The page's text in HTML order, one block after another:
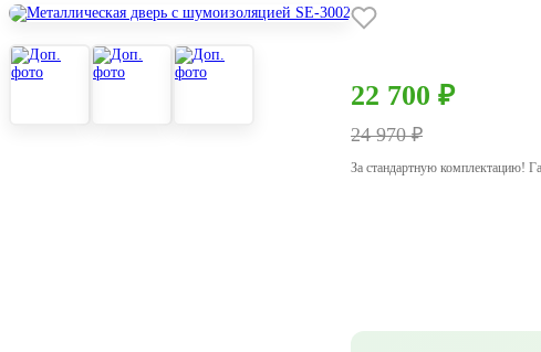
22 700 ₽
24 970 ₽
За стандартную комплектацию!